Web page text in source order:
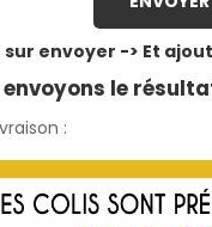
sur envoyer -> Et
envoyons le
: